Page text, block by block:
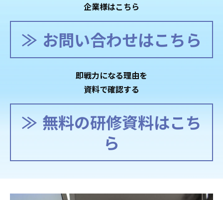
企業様はこちら
お問い合わせはこちら
即戦力になる理由を
資料で確認する
無料の研修資料はこち
ら